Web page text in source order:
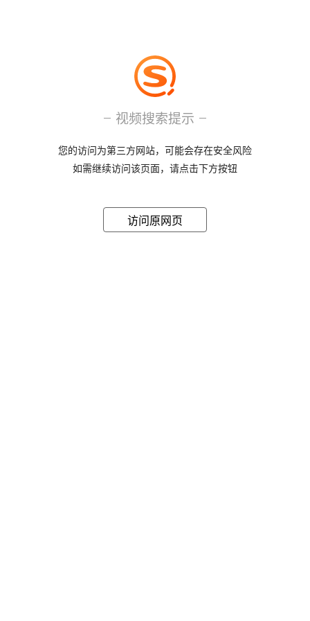
视频搜索提示
您的访问为第三方网站，可能会存在安全风险
如需继续访问该页面，请点击下方按钮
访问原网页